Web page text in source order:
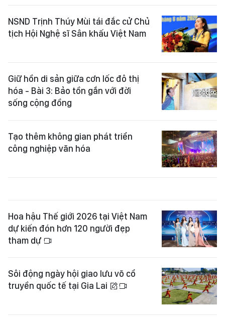
NSND Trịnh Thúy Mùi tái đắc cử Chủ
tịch Hội Nghệ sĩ Sân khấu Việt Nam
Giữ hồn di sản giữa cơn lốc đô thị
hóa - Bài 3: Bảo tồn gắn với đời
sống cộng đồng
Tạo thêm không gian phát triển
công nghiệp văn hóa
Hoa hậu Thế giới 2026 tại Việt Nam
dự kiến đón hơn 120 người đẹp
tham dự
Sôi động ngày hội giao lưu võ cổ
truyền quốc tế tại Gia Lai